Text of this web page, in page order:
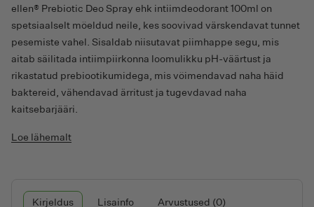
ellen® Prebiotic Deo Spray ehk intiimdeodorant 100ml on
spetsiaalselt mõeldud neile, kes soovivad värskendavat tunnet
pesemiste vahel. Sisaldab niisutavat piimhappe segu, mis
aitab säilitada intiimpiirkonna loomulikku pH-väärtust ja
rikastatud prebiootikumidega, mis võimendavad naha häid
baktereid, vähendavad ärritust ja tugevdavad naha
kaitsebarjääri.
Loe lähemalt
Kirjeldus Lisainfo Arvustused (0)